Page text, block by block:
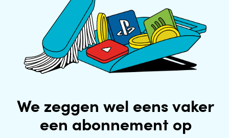
We zeggen wel eens vaker
een abonnement op